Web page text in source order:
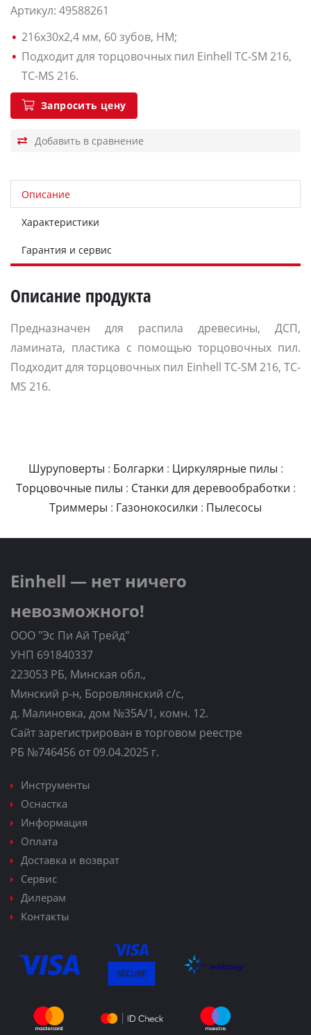
Артикул: 49588261
216x30x2,4 мм, 60 зубов, HM;
Подходит для торцовочных пил Einhell TC-SM 216,
TC-MS 216.
Запросить цену
Описание
Характеристики
Гарантия и сервис
Описание продукта
Предназначен для распила древесины, ДСП,
ламината, пластика с помощью торцовочных пил.
Подходит для торцовочных пил Einhell TC-SM 216, TC-
MS 216.
Шуруповерты : Болгарки : Циркулярные пилы :
Торцовочные пилы : Станки для деревообработки :
Триммеры : Газонокосилки : Пылесосы
Einhell — нет ничего
невозможного!
ООО "Эс Пи Ай Трейд"
УНП 691840337
223053 РБ, Минская обл.,
Минский р-н, Боровлянский с/с,
д. Малиновка, дом №35A/1, комн. 12.
Сайт зарегистрирован в торговом реестре
РБ №746456 от 09.04.2025 г.
Инструменты
Оснастка
Информация
Оплата
Доставка и возврат
Сервис
Дилерам
Контакты